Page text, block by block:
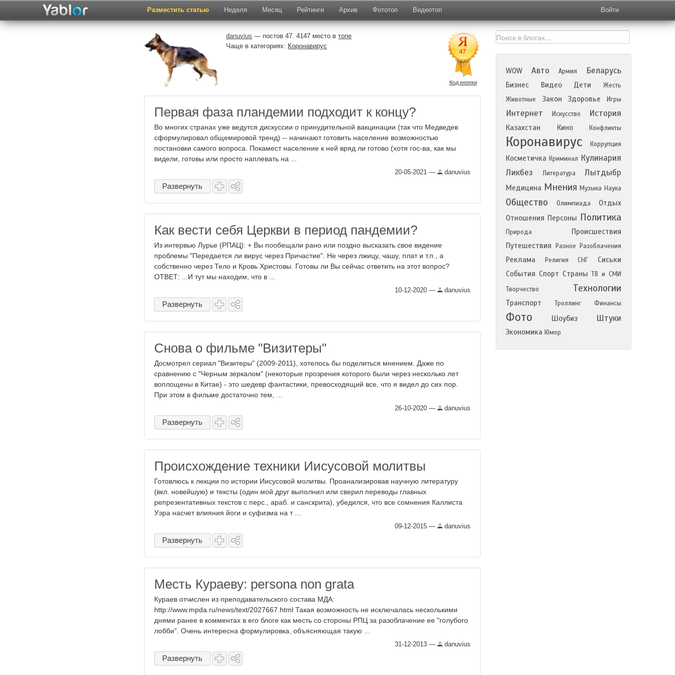
Разместить статью Неделя Месяц Рейтинги Архив Фототоп Видеотоп Войти
danuvius — постов 47. 4147 место втопе
Чаще в категориях: Коронавирус
Код кнопки
Первая фаза пландемии подходит к концу?
Во многих странах уже ведутся дискуссии о принудительной вакцинации (так что Медведев
сформулировал общемировой тренд) -- начинают готовить население возможностью
постановки самого вопроса. Покамест население к ней вряд ли готово (хотя гос-ва, как мы
видели, готовы или просто наплевать на ...
20-05-2021 — danuvius
Развернуть
Как вести себя Церкви в период пандемии?
Из интервью Лурье (РПАЦ): + Вы пообещали рано или поздно высказать свое видение
проблемы "Передается ли вирус через Причастие". Не через лжицу, чашу, плат и т.п., а
собственно через Тело и Кровь Христовы. Готовы ли Вы сейчас ответить на этот вопрос?
ОТВЕТ: ...И тут мы находим, что в ...
10-12-2020 — danuvius
Развернуть
Снова о фильме "Визитеры"
Досмотрел сериал "Визитеры" (2009-2011), хотелось бы поделиться мнением. Даже по
сравнению с "Черным зеркалом" (некоторые прозрения которого были через несколько лет
воплощены в Китае) - это шедевр фантастики, превосходящий все, что я видел до сих пор.
При этом в фильме достаточно тем, ...
26-10-2020 — danuvius
Развернуть
Происхождение техники Иисусовой молитвы
Готовлюсь к лекции по истории Иисусовой молитвы. Проанализировав научную литературу
(вкл. новейшую) и тексты (один мой друг выполнил или сверил переводы главных
репрезентативных текстов с перс., араб. и санскрита), убедился, что все сомнения Каллиста
Уэра насчет влияния йоги и суфизма на т ...
09-12-2015 — danuvius
Развернуть
Месть Кураеву: persona non grata
Кураев отчислен из преподавательского состава МДА:
http://www.mpda.ru/news/text/2027667.html Такая возможность не исключалась несколькими
днями ранее в комментах в его блоге как месть со стороны РПЦ за разоблачение ее "голубого
лобби". Очень интересна формулировка, объясняющая такую ...
31-12-2013 — danuvius
Развернуть
WOW Авто Армия Беларусь
Бизнес Видео Дети
Жесть
Животные
Закон Здоровье Игры
Интернет Искусство История
Казахстан Кино Конфликты
Коронавирус Коррупция
Косметичка Криминал Кулинария
Ликбез
Литература Лытдыбр
Медицина Мнения Музыка Наука
Общество Олимпиада
Отдых
Отношения Персоны Политика
Природа
Происшествия
Путешествия
Разное Разоблачения
Реклама Религия СНГ
Сиськи
События Спорт Страны ТВ и СМИ
Творчество
Технологии
Транспорт Троллинг Финансы
Фото Шоубиз Штуки
Экономика Юмор